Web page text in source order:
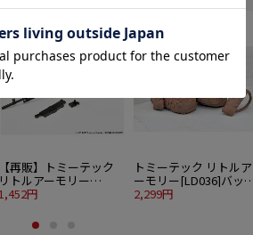
／第501統合戦闘航空団
SALE
【再販】トミーテック
リトルアーモリー
[LASW06] ストライクウ
BERLIN M1918BAR
1,452円
SALE
トミーテック リトルア
ーモリー[LD036]バッ
パックセットAセット
2,299円